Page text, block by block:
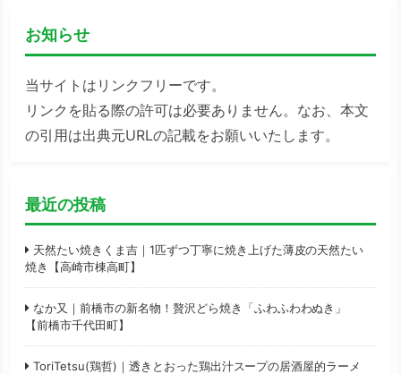
お知らせ
当サイトはリンクフリーです。
リンクを貼る際の許可は必要ありません。なお、本文
の引用は出典元URLの記載をお願いいたします。
最近の投稿
天然たい焼きくま吉｜1匹ずつ丁寧に焼き上げた薄皮の天然たい
焼き【高崎市棟高町】
なか又｜前橋市の新名物！贅沢どら焼き「ふわふわわぬき」
【前橋市千代田町】
ToriTetsu(鶏哲)｜透きとおった鶏出汁スープの居酒屋的ラーメ